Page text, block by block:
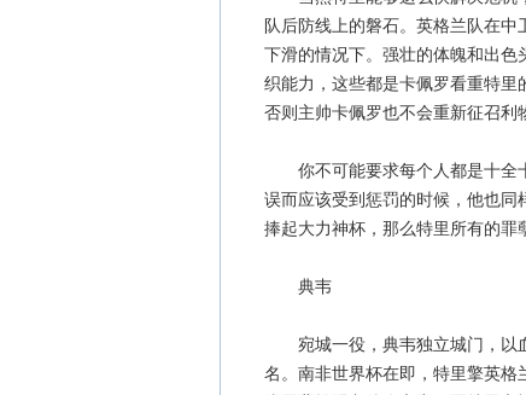
队后防线上的磐石。英格兰队在
下滑的情况下。强壮的体魄和出色
织能力，这些都是卡佩罗看重特里
否则主帅卡佩罗也不会重新征召利
你不可能要求每个人都是十全
误而应该受到惩罚的时候，他也
捧起大力神杯，那么特里所有的罪
典韦
宛城一役，典韦独立城门，以
名。南非世界杯在即，特里擎英